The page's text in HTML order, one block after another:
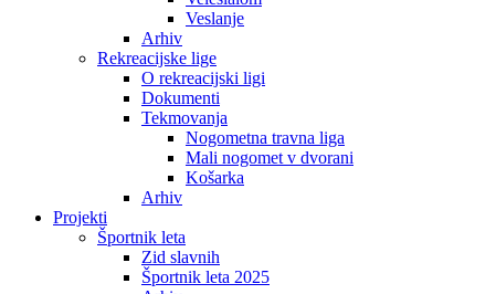
Veslanje
Arhiv
Rekreacijske lige
O rekreacijski ligi
Dokumenti
Tekmovanja
Nogometna travna liga
Mali nogomet v dvorani
Košarka
Arhiv
Projekti
Športnik leta
Zid slavnih
Športnik leta 2025